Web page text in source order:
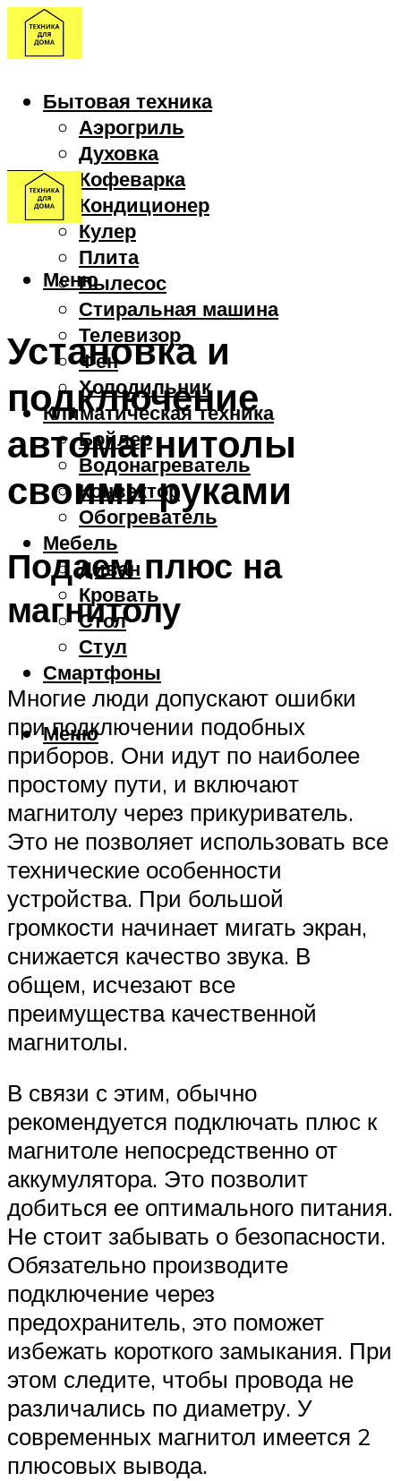
Бытовая техника
Аэрогриль
Духовка
Кофеварка
Кондиционер
Кулер
Плита
Пылесос
Стиральная машина
Телевизор
Фен
Холодильник
Климатическая техника
Бойлер
Водонагреватель
Конвектор
Обогреватель
Мебель
Диван
Кровать
Стол
Стул
Смартфоны
Меню
Меню
Установка и
подключение
автомагнитолы
своими руками
Подаем плюс на
магнитолу
Многие люди допускают ошибки
при подключении подобных
приборов. Они идут по наиболее
простому пути, и включают
магнитолу через прикуриватель.
Это не позволяет использовать все
технические особенности
устройства. При большой
громкости начинает мигать экран,
снижается качество звука. В
общем, исчезают все
преимущества качественной
магнитолы.
В связи с этим, обычно
рекомендуется подключать плюс к
магнитоле непосредственно от
аккумулятора. Это позволит
добиться ее оптимального питания.
Не стоит забывать о безопасности.
Обязательно производите
подключение через
предохранитель, это поможет
избежать короткого замыкания. При
этом следите, чтобы провода не
различались по диаметру. У
современных магнитол имеется 2
плюсовых вывода.